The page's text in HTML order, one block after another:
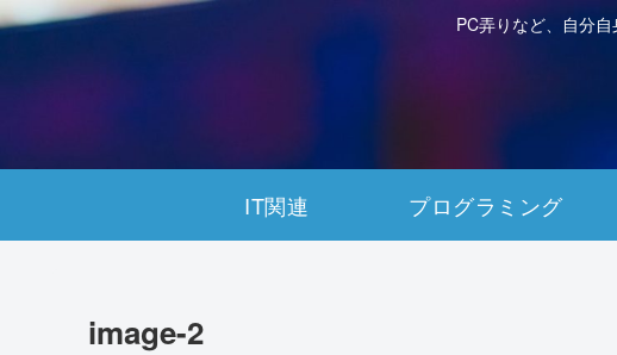
PC弄りなど、自分
IT関連 プログラミング
image-2